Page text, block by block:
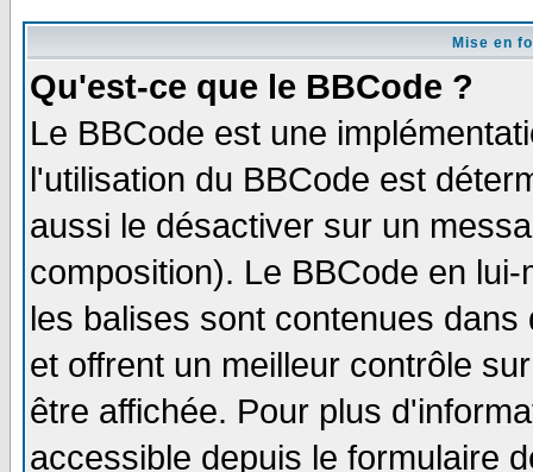
Mise en
Qu'est-ce que le BBCode ?
Le BBCode est une
l'utilisation du BBCode est
aussi le désactiver sur un
composition). Le BBCode en
les balises sont contenues
et offrent un meilleur contrôle
être affichée. Pour plus
accessible depuis le formulaire